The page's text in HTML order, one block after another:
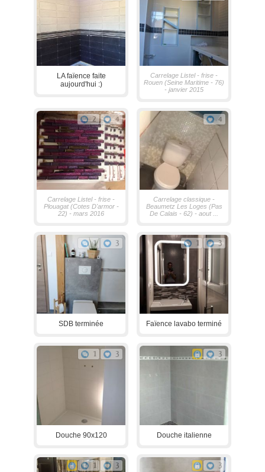
LA faïence faite
aujourd'hui :)
Carrelage Listel - frise -
Rouen (Seine Maritime - 76)
- janvier 2015
2 4
Carrelage Listel - frise -
Plouagat (Cotes D'armor -
22) - mars 2016
4
Carrelage classique -
Beaumetz Les Loges (Pas
De Calais - 62) - aout ...
1 3
SDB terminée
1 3
Faïence lavabo terminé
1 3
Douche 90x120
3
Douche italienne
1 3 3